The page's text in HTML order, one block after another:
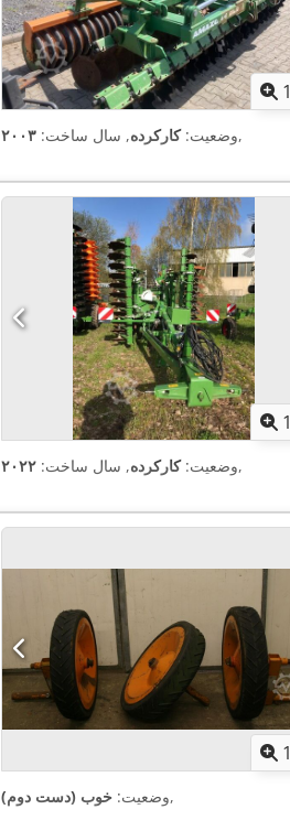
1
وضعیت:کارکرده, سال ساخت: ۲۰۰۳ ,
1
وضعیت:کارکرده, سال ساخت: ۲۰۲۲ ,
1
وضعیت: خوب (دست دوم) ,